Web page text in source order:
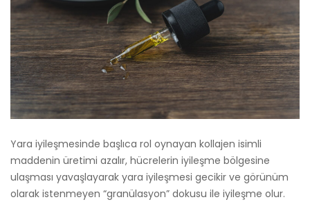
Yara iyileşmesinde başlıca rol oynayan kollajen isimli
maddenin üretimi azalır, hücrelerin iyileşme bölgesine
ulaşması yavaşlayarak yara iyileşmesi gecikir ve görünüm
olarak istenmeyen “granülasyon” dokusu ile iyileşme olur.